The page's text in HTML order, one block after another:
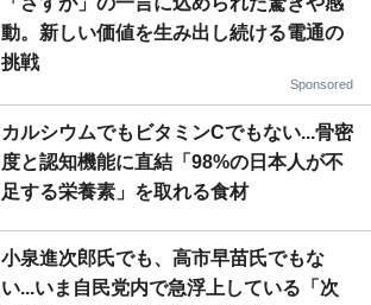
動。新しい価値を生み出し続ける電通の
挑戦
Sponsored
カルシウムでもビタミンCでもない...骨密
度と認知機能に直結「98%の日本人が不
足する栄養素」を取れる食材
小泉進次郎氏でも、高市早苗氏でもな
い...いま自民党内で急浮上している「次